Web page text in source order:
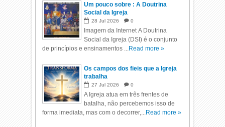
Um pouco sobre : A Doutrina
Social da Igreja
28 Jul 2026 0
Imagem da Internet A Doutrina
Social da Igreja (DSI) é o conjunto
de princípios e ensinamentos ... Read more »
Os campos dos fieis que a Igreja
trabalha
27 Jul 2026 0
A Igreja atua em três frentes de
batalha, não percebemos isso de
forma imediata, mas com o decorrer,... Read more »